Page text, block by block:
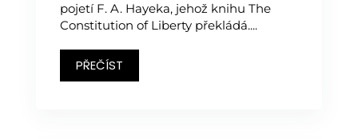
pojetí F. A. Hayeka, jehož knihu The
Constitution of Liberty překládá....
PŘEČÍST